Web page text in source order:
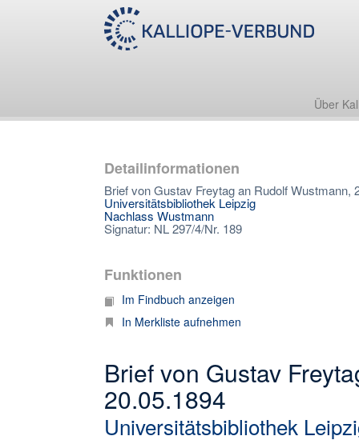
Über
Detailinformationen
Brief von Gustav Freytag an Rudolf Wustmann,
Universitätsbibliothek Leipzig
Nachlass Wustmann
Signatur: NL 297/4/Nr. 189
Funktionen
Im Findbuch anzeigen
In Merkliste aufnehmen
Brief von Gustav
20.05.1894
Universitätsbibliothek